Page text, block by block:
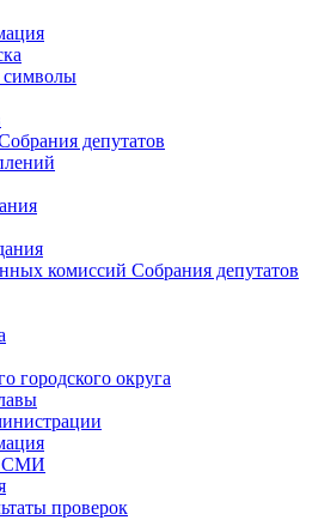
депутатов
комиссий Собрания депутатов
городского округа
СМИ
проверок